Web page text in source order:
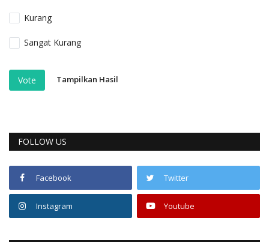
Kurang
Sangat Kurang
Vote Tampilkan Hasil
FOLLOW US
Facebook Twitter
Instagram Youtube